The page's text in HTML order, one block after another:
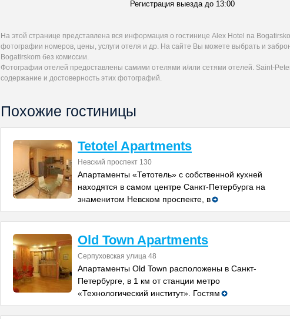
Регистрация выезда до 13:00
На этой странице представлена вся информация о гостинице Alex Hotel na
фотографии номеров, цены, услуги отеля и др. На сайте Вы можете выбрать и
Bogatirskom без комиссии.
Фотографии отелей предоставлены самими отелями и/или сетями отелей. Saint-
содержание и достоверность этих фотографий.
Похожие гостиницы
Tetotel Apartments
Невский проспект 130
Апартаменты «Тетотель» с собственной кухней
находятся в самом центре Санкт-Петербурга на
знаменитом Невском проспекте, в
Old Town Apartments
Серпуховская улица 48
Апартаменты Old Town расположены в Санкт-
Петербурге, в 1 км от станции метро
«Технологический институт». Гостям